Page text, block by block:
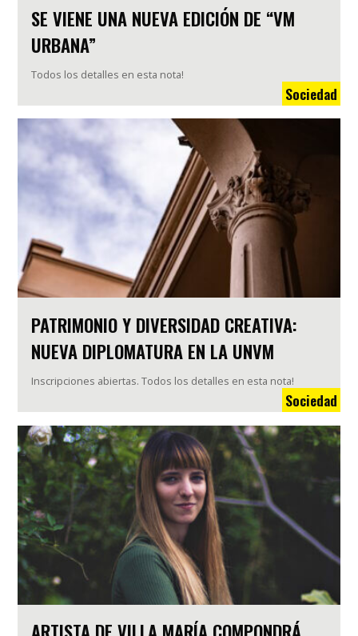
SE VIENE UNA NUEVA EDICIÓN DE “VM
URBANA”
Todos los detalles en esta nota!
Sociedad
PATRIMONIO Y DIVERSIDAD CREATIVA:
NUEVA DIPLOMATURA EN LA UNVM
Inscripciones abiertas. Todos los detalles en esta nota!
Sociedad
ARTISTA DE VILLA MARÍA COMPONDRÁ